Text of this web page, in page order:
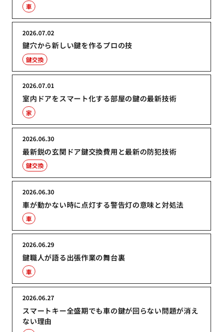
車
鍵穴から新しい鍵を作るプロの技
2026.07.02
鍵交換
室内ドアをスマート化する部屋の鍵の最新技術
2026.07.01
家
最新鋭の玄関ドア鍵交換費用と最新の防犯技術
2026.06.30
鍵交換
車が動かない時に点灯する警告灯の意味と対処法
2026.06.30
車
鍵職人が語る出張作業の舞台裏
2026.06.29
車
スマートキー全盛期でも車の鍵が回らない問題が消え
ない理由
2026.06.27